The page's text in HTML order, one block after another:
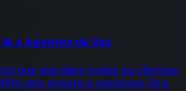
e Agentes de Voz
que atendem todos os clientes
dos tickets e resolvem 76 a